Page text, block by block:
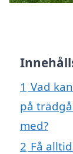
1 Vad
på
med?
2 Få